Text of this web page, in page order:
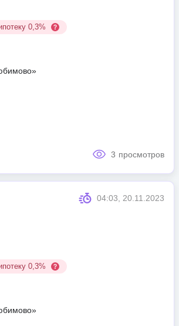
0,3%
3 просмотров
04:03, 20.11.2023
0,3%